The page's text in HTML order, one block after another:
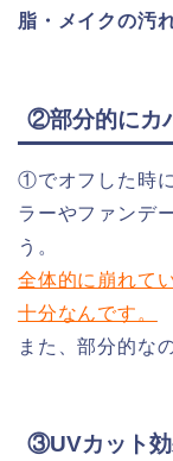
脂・メイクの汚
②部分的にカ
①でオフした時
ラーやファンデ
う。
全体的に崩れて
十分なんです。
また、部分的な
③UVカット効